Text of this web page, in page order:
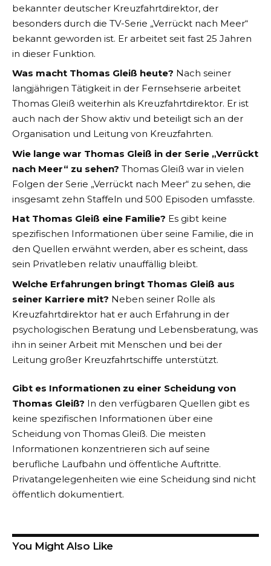
bekannter deutscher Kreuzfahrtdirektor, der
besonders durch die TV-Serie „Verrückt nach Meer“
bekannt geworden ist. Er arbeitet seit fast 25 Jahren
in dieser Funktion.
Was macht Thomas Gleiß heute? Nach seiner
langjährigen Tätigkeit in der Fernsehserie arbeitet
Thomas Gleiß weiterhin als Kreuzfahrtdirektor. Er ist
auch nach der Show aktiv und beteiligt sich an der
Organisation und Leitung von Kreuzfahrten.
Wie lange war Thomas Gleiß in der Serie „Verrückt
nach Meer“ zu sehen? Thomas Gleiß war in vielen
Folgen der Serie „Verrückt nach Meer“ zu sehen, die
insgesamt zehn Staffeln und 500 Episoden umfasste​.
Hat Thomas Gleiß eine Familie? Es gibt keine
spezifischen Informationen über seine Familie, die in
den Quellen erwähnt werden, aber es scheint, dass
sein Privatleben relativ unauffällig bleibt​​.
Welche Erfahrungen bringt Thomas Gleiß aus
seiner Karriere mit? Neben seiner Rolle als
Kreuzfahrtdirektor hat er auch Erfahrung in der
psychologischen Beratung und Lebensberatung, was
ihn in seiner Arbeit mit Menschen und bei der
Leitung großer Kreuzfahrtschiffe unterstützt​​.
Gibt es Informationen zu einer Scheidung von
Thomas Gleiß? In den verfügbaren Quellen gibt es
keine spezifischen Informationen über eine
Scheidung von Thomas Gleiß. Die meisten
Informationen konzentrieren sich auf seine
berufliche Laufbahn und öffentliche Auftritte.
Privatangelegenheiten wie eine Scheidung sind nicht
öffentlich dokumentiert​​.
You Might Also Like